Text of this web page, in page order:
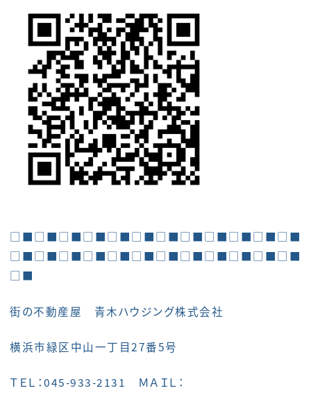
□■□■□■□■□■□■□■□■□■□■□■□■
□■□■□■□■□■□■□■□■□■□■□■□■
□■
街の不動産屋 青木ハウジング株式会社
横浜市緑区中山一丁目27番5号
ＴＥＬ：045-933-2131 ＭＡＩＬ：